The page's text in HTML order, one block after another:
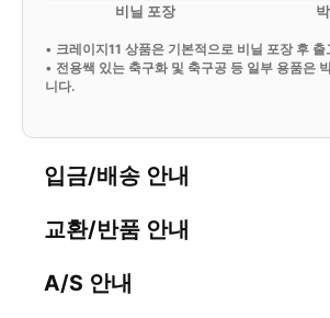
비닐 포장
• 크레이지11 상품은 기본적으로 비닐 포장 후 출
• 전용쌕 있는 축구화 및 축구공 등 일부 용품은
니다.
입금/배송 안내
교환/반품 안내
A/S 안내